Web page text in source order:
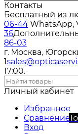
Контакты
Бесплатный из
06-44 WhatsApp,
36
86-03
г. Москва,
1
17:00.
Личный кабинет
Избранное
Сравнение
Вход